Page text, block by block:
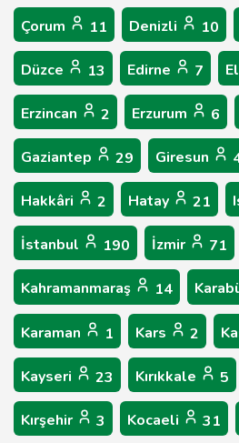
Çorum 11 Denizli 10
Düzce 13 Edirne 7
Erzincan 2 Erzurum 6
Gaziantep 29 Giresun
Hakkâri 2 Hatay 21
İstanbul 190 İzmir 71
Kahramanmaraş 14
Karaman 1 Kars 2
Kayseri 23 Kırıkkale 5
Kırşehir 3 Kocaeli 31